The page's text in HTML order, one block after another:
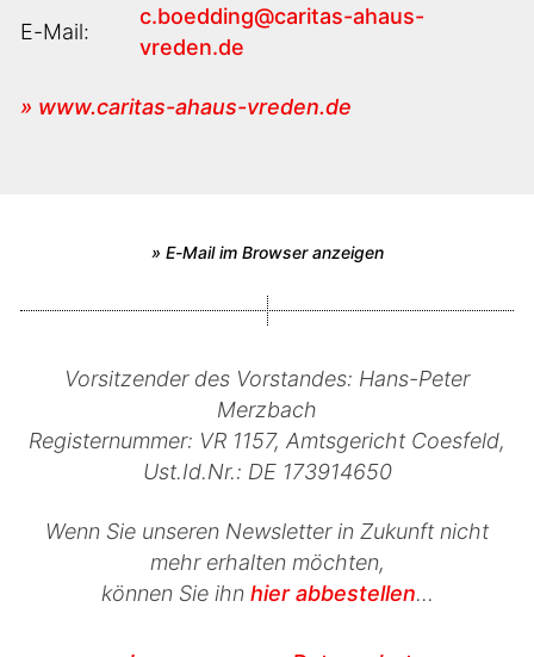
E-Mail:
c.boedding@caritas-ahaus-
vreden.de
» www.caritas-ahaus-vreden.de
» E-Mail im Browser anzeigen
Vorsitzender des Vorstandes: Hans-Peter
Merzbach
Registernummer: VR 1157, Amtsgericht Coesfeld,
Ust.Id.Nr.: DE 173914650
Wenn Sie unseren Newsletter in Zukunft nicht
mehr erhalten möchten,
können Sie ihn hier abbestellen...